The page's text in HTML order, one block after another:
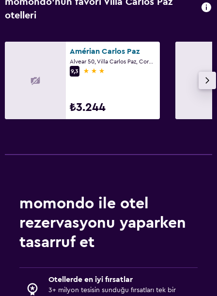
otelleri
Amérian Carlos Paz
Alvear 50, Villa Carlos Paz, Cordoba
9,3
3 yıldız
₺3.244
momondo ile otel
rezervasyonu yaparken
tasarruf et
Otellerde en iyi fırsatlar
3+ milyon tesisin sunduğu fırsatları tek bir